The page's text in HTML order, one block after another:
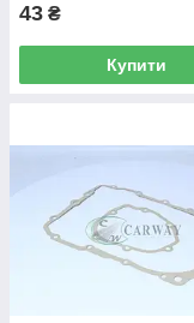
43 ₴
Купити